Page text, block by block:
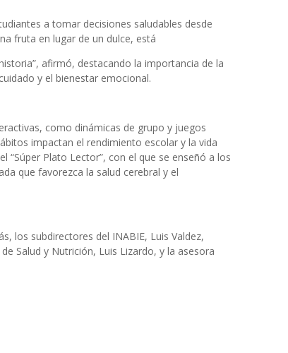
a tomar decisiones saludables desde
fruta en lugar de un dulce, está
afirmó, destacando la importancia de la
y el bienestar emocional.
como dinámicas de grupo y juegos
impactan el rendimiento escolar y la vida
“Súper Plato Lector”, con el que se enseñó a los
que favorezca la salud cerebral y el
los subdirectores del INABIE, Luis Valdez,
Salud y Nutrición, Luis Lizardo, y la asesora